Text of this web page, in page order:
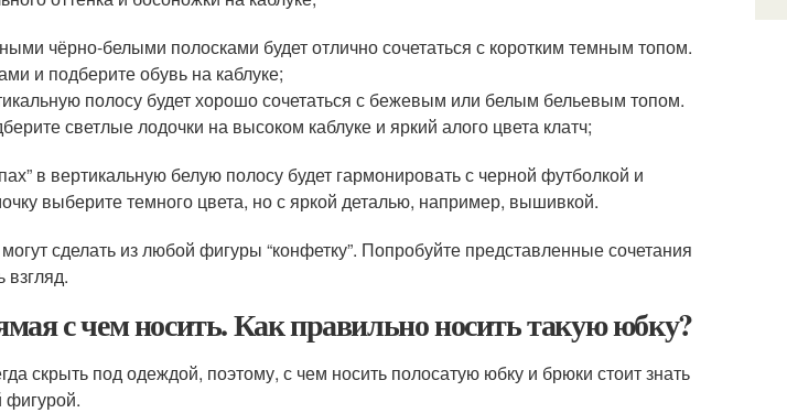
чёрно-белыми полосками будет отлично сочетаться с коротким темным топом.
и подберите обувь на каблуке;
полосу будет хорошо сочетаться с бежевым или белым бельевым топом.
светлые лодочки на высоком каблуке и яркий алого цвета клатч;
в вертикальную белую полосу будет гармонировать с черной футболкой и
выберите темного цвета, но с яркой деталью, например, вышивкой.
сделать из любой фигуры “конфетку”. Попробуйте представленные сочетания
взгляд.
с чем носить. Как правильно носить такую юбку?
скрыть под одеждой, поэтому, с чем носить полосатую юбку и брюки стоит знать